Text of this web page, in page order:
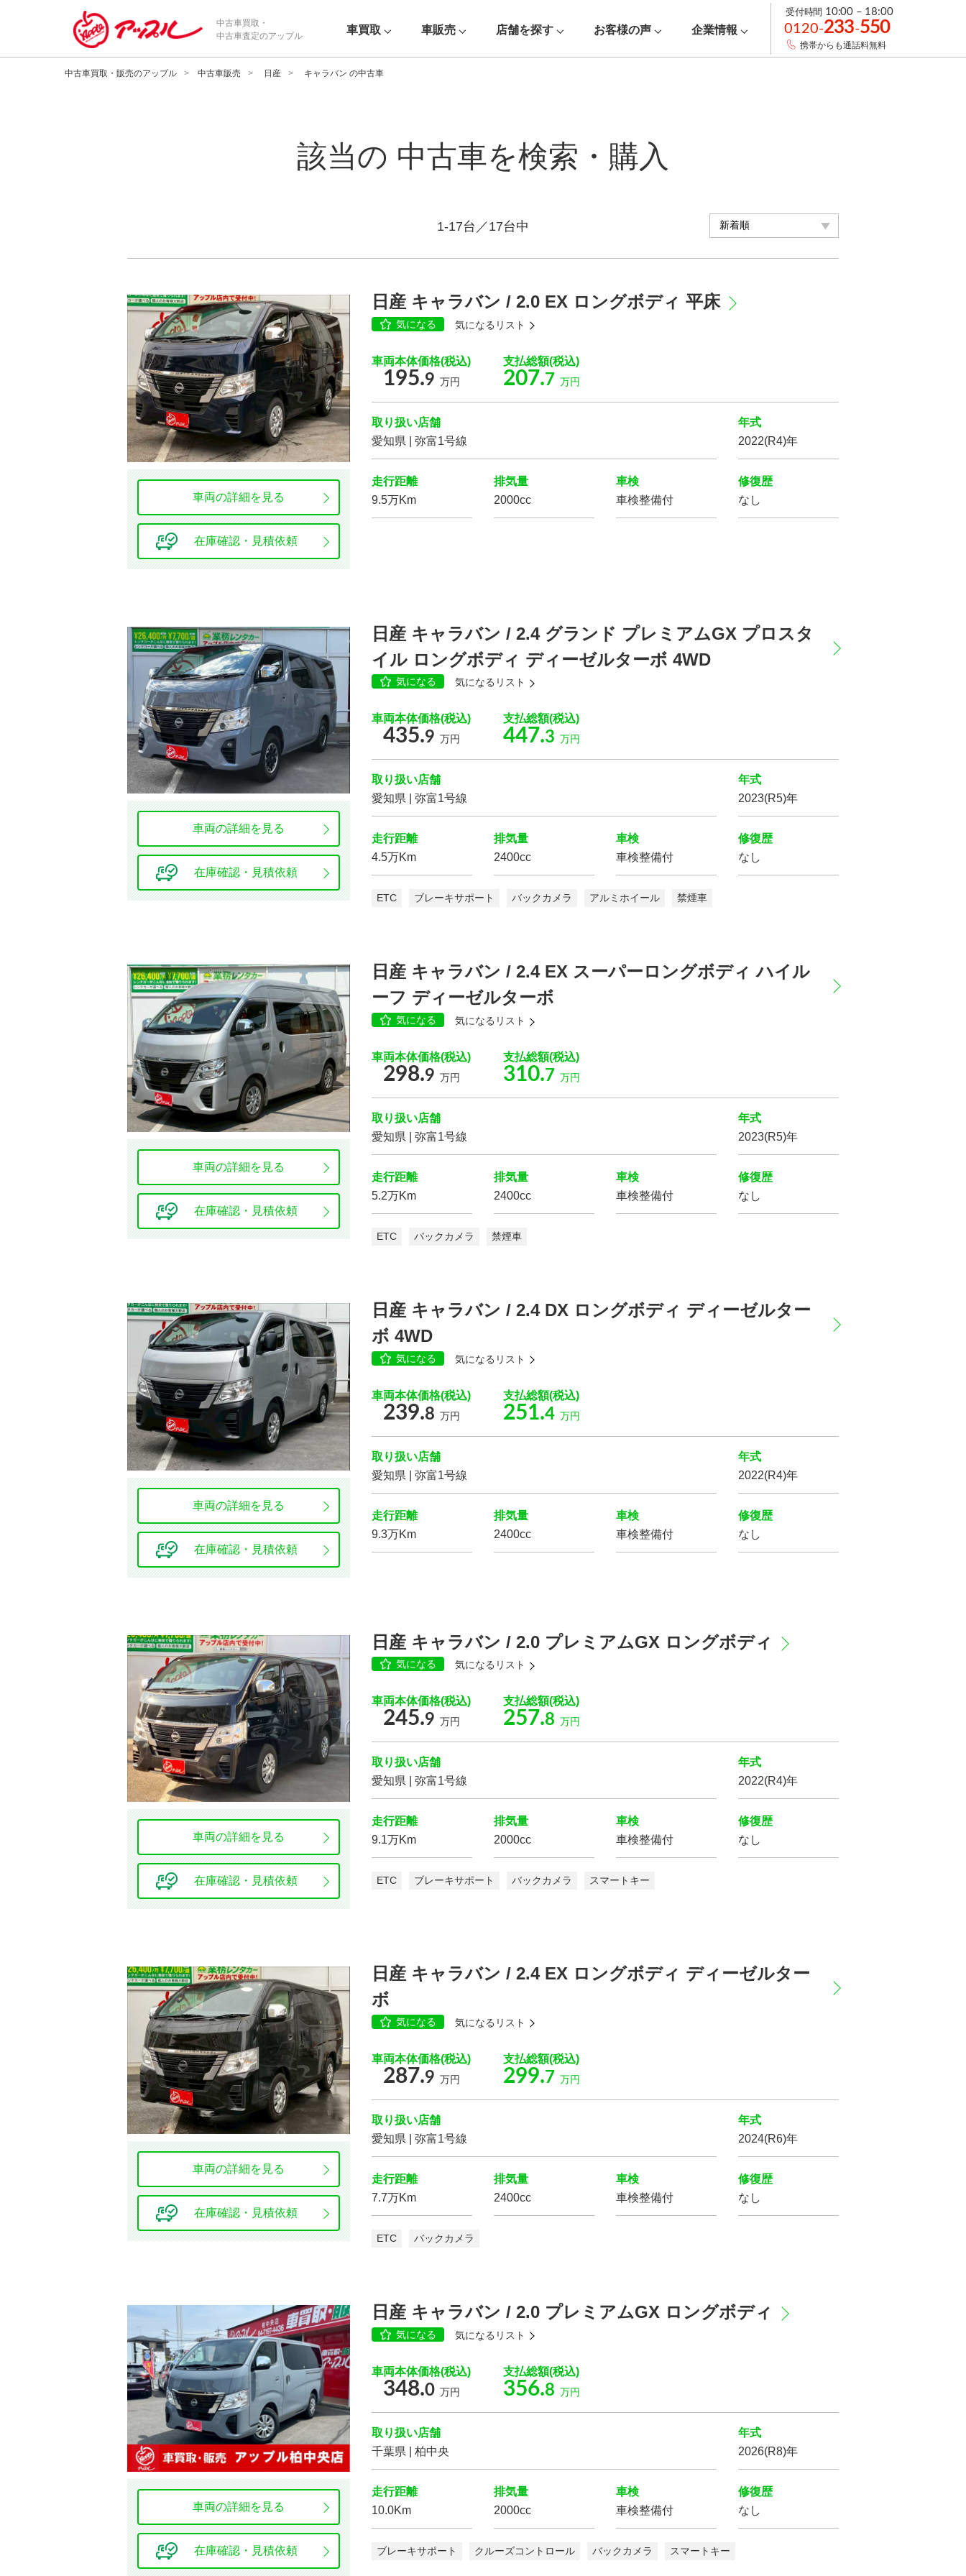
中古車買取・
中古車査定のアップル
車買取 車販売 店舗を探す お客様の声 企業情報
受付時間 10:00 – 18:00
0120-233-550
携帯からも通話料無料
中古車買取・販売のアップル 中古車販売 日産 キャラバン の中古車
該当の 中古車を検索・購入
1-17台／17台中
年式 車体の色
価格
車検の残り 排気量
こだわりの条件
修復歴
ミッション 駆動方式
エンジン種別 乗車定員
オーディオ関連
キーレス エントリー
エアコン Wエアコン
安全装置・サポート
クルーズコントロール パーキング
障害物センサー
カーテン エアバッグ フロントカメラ サイドカメラ
全周囲カメラ
環境装備・福祉装備
アイドリングストップ エコカー減税 電動リアゲート リフトアップ
シート関連
フルフラットシート 3列シート ウォークスルー
本革シート ベンチシート 電動シート オットマン
シートエアコン
該当車 168台
設定をクリア
日産 キャラバン / 2.0 EX ロングボディ 平床
気になる 気になるリスト
車両本体価格(税込)
195.9 万円
支払総額(税込)
207.7 万円
取り扱い店舗
愛知県 | 弥富1号線
年式
2022(R4)年
走行距離
9.5万Km
排気量
2000cc
車検
車検整備付
修復歴
なし
車両の詳細を見る
在庫確認・見積依頼
日産 キャラバン / 2.4 グランド プレミアムGX プロスタ
イル ロングボディ ディーゼルターボ 4WD
気になる 気になるリスト
車両本体価格(税込)
435.9 万円
支払総額(税込)
447.3 万円
取り扱い店舗
愛知県 | 弥富1号線
年式
2023(R5)年
走行距離
4.5万Km
排気量
2400cc
車検
車検整備付
修復歴
なし
ETC ブレーキサポート バックカメラ アルミホイール 禁煙車
車両の詳細を見る
在庫確認・見積依頼
日産 キャラバン / 2.4 EX スーパーロングボディ ハイル
ーフ ディーゼルターボ
気になる 気になるリスト
車両本体価格(税込)
298.9 万円
支払総額(税込)
310.7 万円
取り扱い店舗
愛知県 | 弥富1号線
年式
2023(R5)年
走行距離
5.2万Km
排気量
2400cc
車検
車検整備付
修復歴
なし
ETC バックカメラ 禁煙車
車両の詳細を見る
在庫確認・見積依頼
日産 キャラバン / 2.4 DX ロングボディ ディーゼルター
ボ 4WD
気になる 気になるリスト
車両本体価格(税込)
239.8 万円
支払総額(税込)
251.4 万円
取り扱い店舗
愛知県 | 弥富1号線
年式
2022(R4)年
走行距離
9.3万Km
排気量
2400cc
車検
車検整備付
修復歴
なし
車両の詳細を見る
在庫確認・見積依頼
日産 キャラバン / 2.0 プレミアムGX ロングボディ
気になる 気になるリスト
車両本体価格(税込)
245.9 万円
支払総額(税込)
257.8 万円
取り扱い店舗
愛知県 | 弥富1号線
年式
2022(R4)年
走行距離
9.1万Km
排気量
2000cc
車検
車検整備付
修復歴
なし
ETC ブレーキサポート バックカメラ スマートキー
車両の詳細を見る
在庫確認・見積依頼
日産 キャラバン / 2.4 EX ロングボディ ディーゼルター
ボ
気になる 気になるリスト
車両本体価格(税込)
287.9 万円
支払総額(税込)
299.7 万円
取り扱い店舗
愛知県 | 弥富1号線
年式
2024(R6)年
走行距離
7.7万Km
排気量
2400cc
車検
車検整備付
修復歴
なし
ETC バックカメラ
車両の詳細を見る
在庫確認・見積依頼
日産 キャラバン / 2.0 プレミアムGX ロングボディ
気になる 気になるリスト
車両本体価格(税込)
348.0 万円
支払総額(税込)
356.8 万円
取り扱い店舗
千葉県 | 柏中央
年式
2026(R8)年
走行距離
10.0Km
排気量
2000cc
車検
車検整備付
修復歴
なし
ブレーキサポート クルーズコントロール バックカメラ スマートキー
車両の詳細を見る
在庫確認・見積依頼